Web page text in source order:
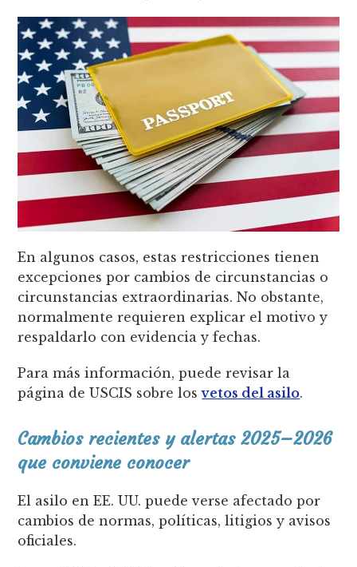
En algunos casos, estas restricciones tienen
excepciones por cambios de circunstancias o
circunstancias extraordinarias. No obstante,
normalmente requieren explicar el motivo y
respaldarlo con evidencia y fechas.
Para más información, puede revisar la
página de USCIS sobre losvetos del asilo.
Cambios recientes y alertas 2025–2026
que conviene conocer
El asilo en EE. UU. puede verse afectado por
cambios de normas, políticas, litigios y avisos
oficiales.